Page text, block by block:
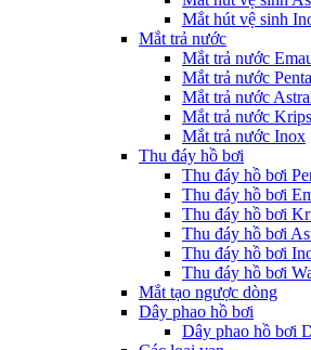
Mắt hút vệ sinh
Mắt trả nước
Mắt trả nước
Mắt trả nước
Mắt trả nước
Mắt trả nước
Mắt trả nước Inox
Thu đáy hồ bơi
Thu đáy hồ bơi
Thu đáy hồ bơi
Thu đáy hồ bơi
Thu đáy hồ bơi
Thu đáy hồ bơi
Thu đáy hồ bơi
Mắt tạo ngược dòng
Dây phao hồ bơi
Dây phao hồ bơi